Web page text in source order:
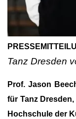
Tanz Dresden
Prof. Jason
für Tanz Dresden,
Hochschule der